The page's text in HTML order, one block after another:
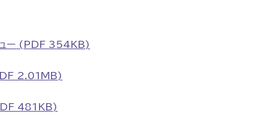
ュー (PDF 354KB)
2.01MB)
481KB)